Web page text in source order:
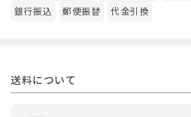
銀行振込
郵便振替 代金引換
送料について